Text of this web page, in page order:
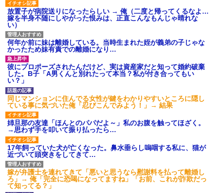
果・・・
私「初めて飲む味だけどなん
のお茶？」彼「ちっ！」私「」
【GIF】JSのカンチョーワロ
タ
後続車にクラクションを鳴ら
され彼氏が逆切れ。「何クラク
ション鳴らしてんだ！降りてこ
いよ！」と怒鳴りだし...
【衝撃】報酬100万円超の治験
募集がこちらｗｗｗｗｗ(※画像
あり)
【ネット騒然】惨殺されたタ
ワマン頂き女子のこの動画、す
げえええええｗｗｗｗｗｗｗｗ
ｗｗｗ
【愕然】白のクラウン俺氏、
高速道路左車線を制限速度で走
った結果wwwwwwwwwwww
百年の恋12-899 食べた量を
張り合ってくる
【悲報】佐藤輝明・・・２軍
でも盛大にやらかす←あまり悲
しませないでくれ
放置子が病院送りになったらしい → 俺（二度と帰ってくるなよ…
嫁を半身不随にしやがった恨みは、正直こんなもんじゃ晴れな
い）
何年か前に妹は離婚している。当時生まれた姪が義弟の子じゃな
かったため妹有責での離婚になり…
彼にプロポーズされたんだけど、実は資産家だと知って婚約破棄
した。B子「A男くんと別れたって本当？私が付き合ってもい
い？」
同じマンションに住んでる女性が鍵をわかりやすいところに隠し
ている事に気づいた俺「忍びこんでみよう！」→ 結果
姉旦那の友達「ほんとのパパだよ～」私のお腹を触ってほざく。
→思わず手を叩いて振り払ったら…
17年飼っていた犬が亡くなった。鼻水垂らし嗚咽する私に、猫が
近づいて頭突きをしてきて…
嫁が弁護士を連れてきて「悪いと思うなら慰謝料を払って離婚し
ろ」→ 俺「完全に恐喝になってますね」「お前、これが詐欺だっ
て知ってる？」